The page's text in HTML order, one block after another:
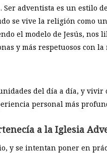
adventista es un estilo
se vive la religión como
el modelo de Jesús,
y más respetuosos con la
del día a día, y
personal más
a la Iglesia
y se intentan poner en